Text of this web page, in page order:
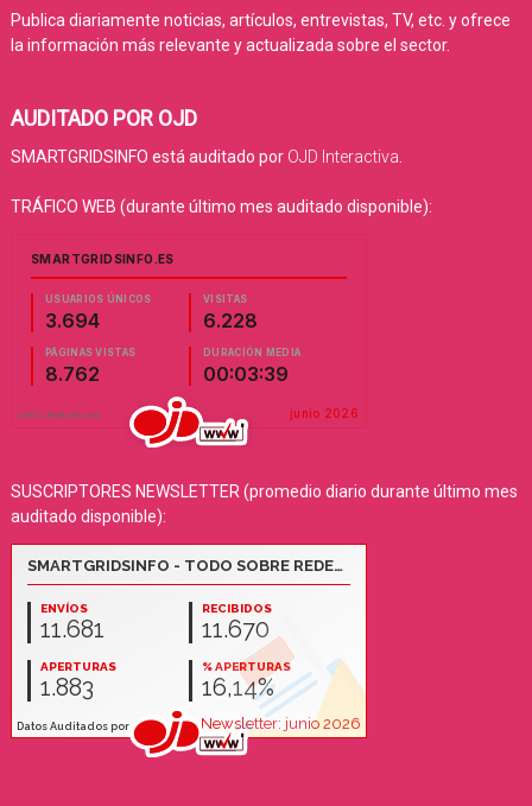
Publica diariamente noticias, artículos, entrevistas, TV, etc. y ofrece
la información más relevante y actualizada sobre el sector.
AUDITADO POR OJD
SMARTGRIDSINFO está auditado por OJD Interactiva
TRÁFICO WEB (durante último mes auditado disponible):
SUSCRIPTORES NEWSLETTER (promedio diario durante último mes
auditado disponible):